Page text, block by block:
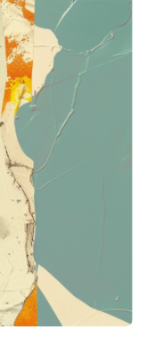
Сб
🌳 Аутдор-зони